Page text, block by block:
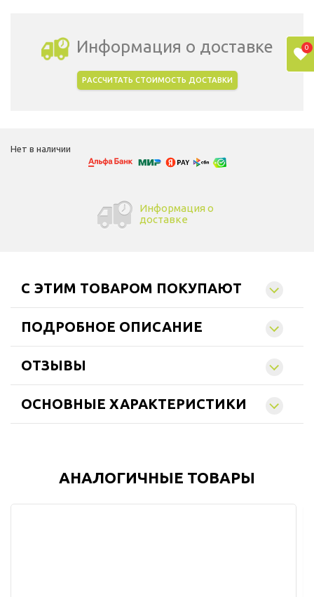
Информация о доставке
РАССЧИТАТЬ СТОИМОСТЬ ДОСТАВКИ
Нет в наличии
Информация о
доставке
C ЭТИМ ТОВАРОМ ПОКУПАЮТ
ПОДРОБНОЕ ОПИСАНИЕ
ОТЗЫВЫ
ОСНОВНЫЕ ХАРАКТЕРИСТИКИ
АНАЛОГИЧНЫЕ ТОВАРЫ
0